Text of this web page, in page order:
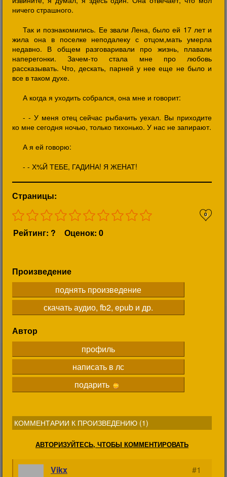
ничего страшного.
Так и познакомились. Ее звали Лена, было ей 17 лет и
жила она в поселке неподалеку с отцом,мать умерла
недавно. В общем разговаривали про жизнь, плавали
наперегонки. Зачем-то стала мне про любовь
рассказывать. Что, дескать, парней у нее еще не было и
все в таком духе.
А когда я уходить собрался, она мне и говорит:
- - У меня отец сейчас рыбачить уехал. Вы приходите
ко мне сегодня ночью, только тихонько. У нас не запирают.
А я ей говорю:
- - Х%Й ТЕБЕ, ГАДИHА! Я ЖЕHАТ!
Страницы:
0
Рейтинг: ? Оценок: 0
Произведение
поднять произведение
скачать аудио, fb2, epub и др.
Автор
профиль
написать в лс
подарить
КОММЕНТАРИИ К ПРОИЗВЕДЕНИЮ (1)
АВТОРИЗУЙТЕСЬ, ЧТОБЫ КОММЕНТИРОВАТЬ
Vikx
#1